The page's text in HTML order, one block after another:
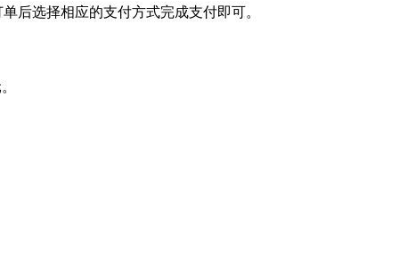
后选择相应的支付方式完成支付即可。